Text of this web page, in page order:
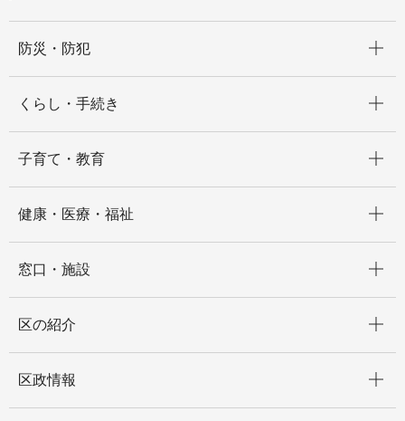
防災・防犯
くらし・手続き
子育て・教育
健康・医療・福祉
窓口・施設
区の紹介
区政情報